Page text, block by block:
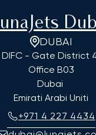
DUBAI
DIFC - Gate District
Office B03
Dubai
Emirati Arabi Uniti
+971 4 227 4434